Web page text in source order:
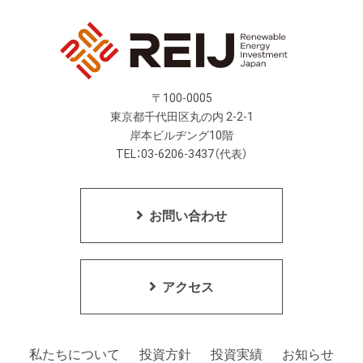
〒100-0005
東京都千代田区丸の内 2-2-1
岸本ビルヂング10階
TEL：03-6206-3437（代表）
お問い合わせ
アクセス
私たちについて 投資方針 投資実績 お知らせ